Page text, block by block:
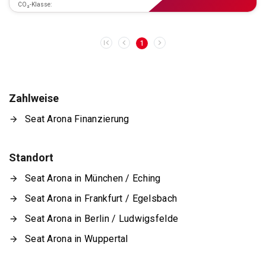
CO₂-Klasse:
1
Zahlweise
Seat Arona Finanzierung
Standort
Seat Arona in München / Eching
Seat Arona in Frankfurt / Egelsbach
Seat Arona in Berlin / Ludwigsfelde
Seat Arona in Wuppertal